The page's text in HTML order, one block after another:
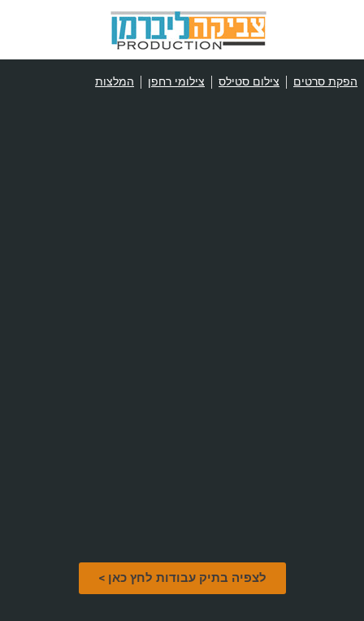
הפקת סרטים צילום סטילס צילומי רחפן המלצות
לצפיה בתיק עבודות לחץ כאן >